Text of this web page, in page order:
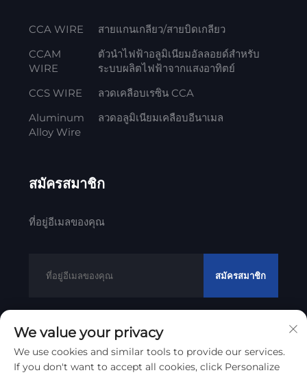
CCA WIRE
CCAM
WIRE
CCS WIRE
Aluminum
Alloy Wire
สายแกนเกลียว/สายบิดเกลียว
ตัวนำไฟฟ้าอลูมิเนียมอัลลอยด์สำหรับ
ระบบผลิตไฟฟ้าจากแสงอาทิตย์
ลวดเคลือบเรซิน CCA
ลวดอลูมิเนียมเคลือบอีนาเมล
สมัครสมาชิก
ที่อยู่อีเมลของคุณ
สมัครสมาชิก
ลิขสิทธิ์ © 2012 - 2023 Litong Cable Technology
Co., Ltd
การสํารวจความเป็นส่วนตัว
We value your privacy
We use cookies and similar tools to provide our services.
If you don't want to accept all cookies, click Personalize